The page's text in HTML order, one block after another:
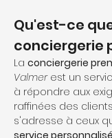
Qu'est-ce
conciergerie
La conciergerie
Valmer est un
à répondre aux
raffinées des
s'adresse à ceux
service personnalisé